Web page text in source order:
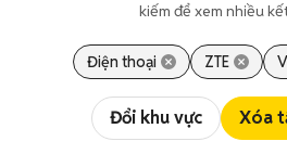
kiếm để xem nhiều
Điện thoại ZTE
Đổi khu vực Xóa